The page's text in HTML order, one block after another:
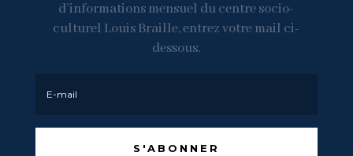
d’informations mensuel du centre socio-
culturel Louis Braille, entrez votre mail ci-
dessous.
S'ABONNER